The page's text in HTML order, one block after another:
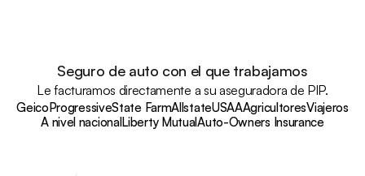
Seguro de auto con el que trabajamos
Le facturamos directamente a su aseguradora de PIP.
GeicoProgressiveState FarmAllstateUSAAAgricultoresViajeros
A nivel nacionalLiberty MutualAuto-Owners Insurance